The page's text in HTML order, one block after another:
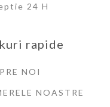
24 H
rapide
NOI
NOASTRE